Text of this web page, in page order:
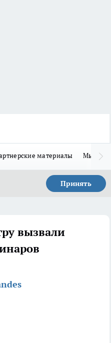
материалы Мы в
Принять
вызвали